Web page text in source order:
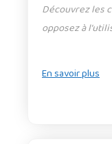
Découvrez les
opposez à
En savoir plus